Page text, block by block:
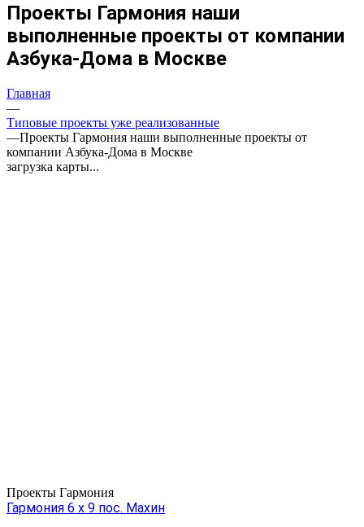
Проекты Гармония наши
выполненные проекты от компании
Азбука-Дома в Москве
Главная
—
Типовые проекты уже реализованные
—Проекты Гармония наши выполненные проекты от
компании Азбука-Дома в Москве
загрузка карты...
Проекты Гармония
Гармония 6 х 9 пос. Махин